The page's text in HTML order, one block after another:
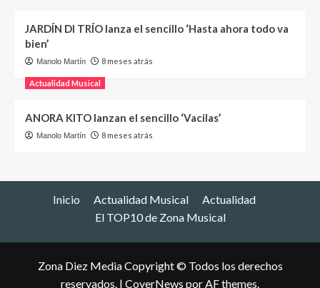
JARDÍN DI TRÍO lanza el sencillo ‘Hasta ahora todo va
bien’
Manolo Martín 8 meses atrás
Actualidad Musical
ANORA KITO lanzan el sencillo ‘Vacilas’
Manolo Martín 8 meses atrás
Inicio Actualidad Musical
Actualidad
El TOP10 de Zona Musical
Zona Diez Media Copyright © Todos los derechos
reservados. | CoverNews por AF themes.